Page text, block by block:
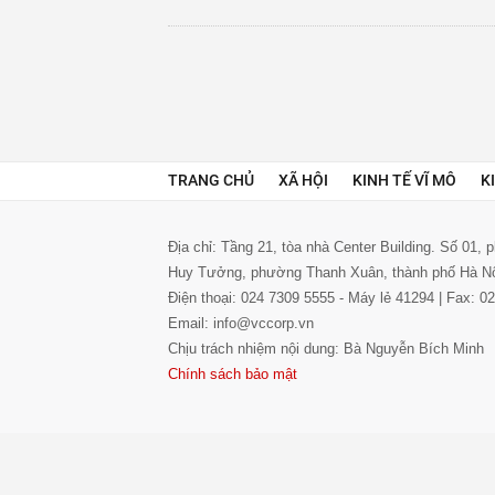
TRANG CHỦ XÃ HỘI KINH TẾ VĨ MÔ
Địa chỉ: Tầng 21, tòa nhà Center Building. Số 01,
Huy Tưởng, phường Thanh Xuân, thành phố Hà
Điện thoại: 024 7309 5555 - Máy lẻ 41294 | Fax:
Email: info@vccorp.vn
Chịu trách nhiệm nội dung: Bà Nguyễn Bích Minh
Chính sách bảo mật